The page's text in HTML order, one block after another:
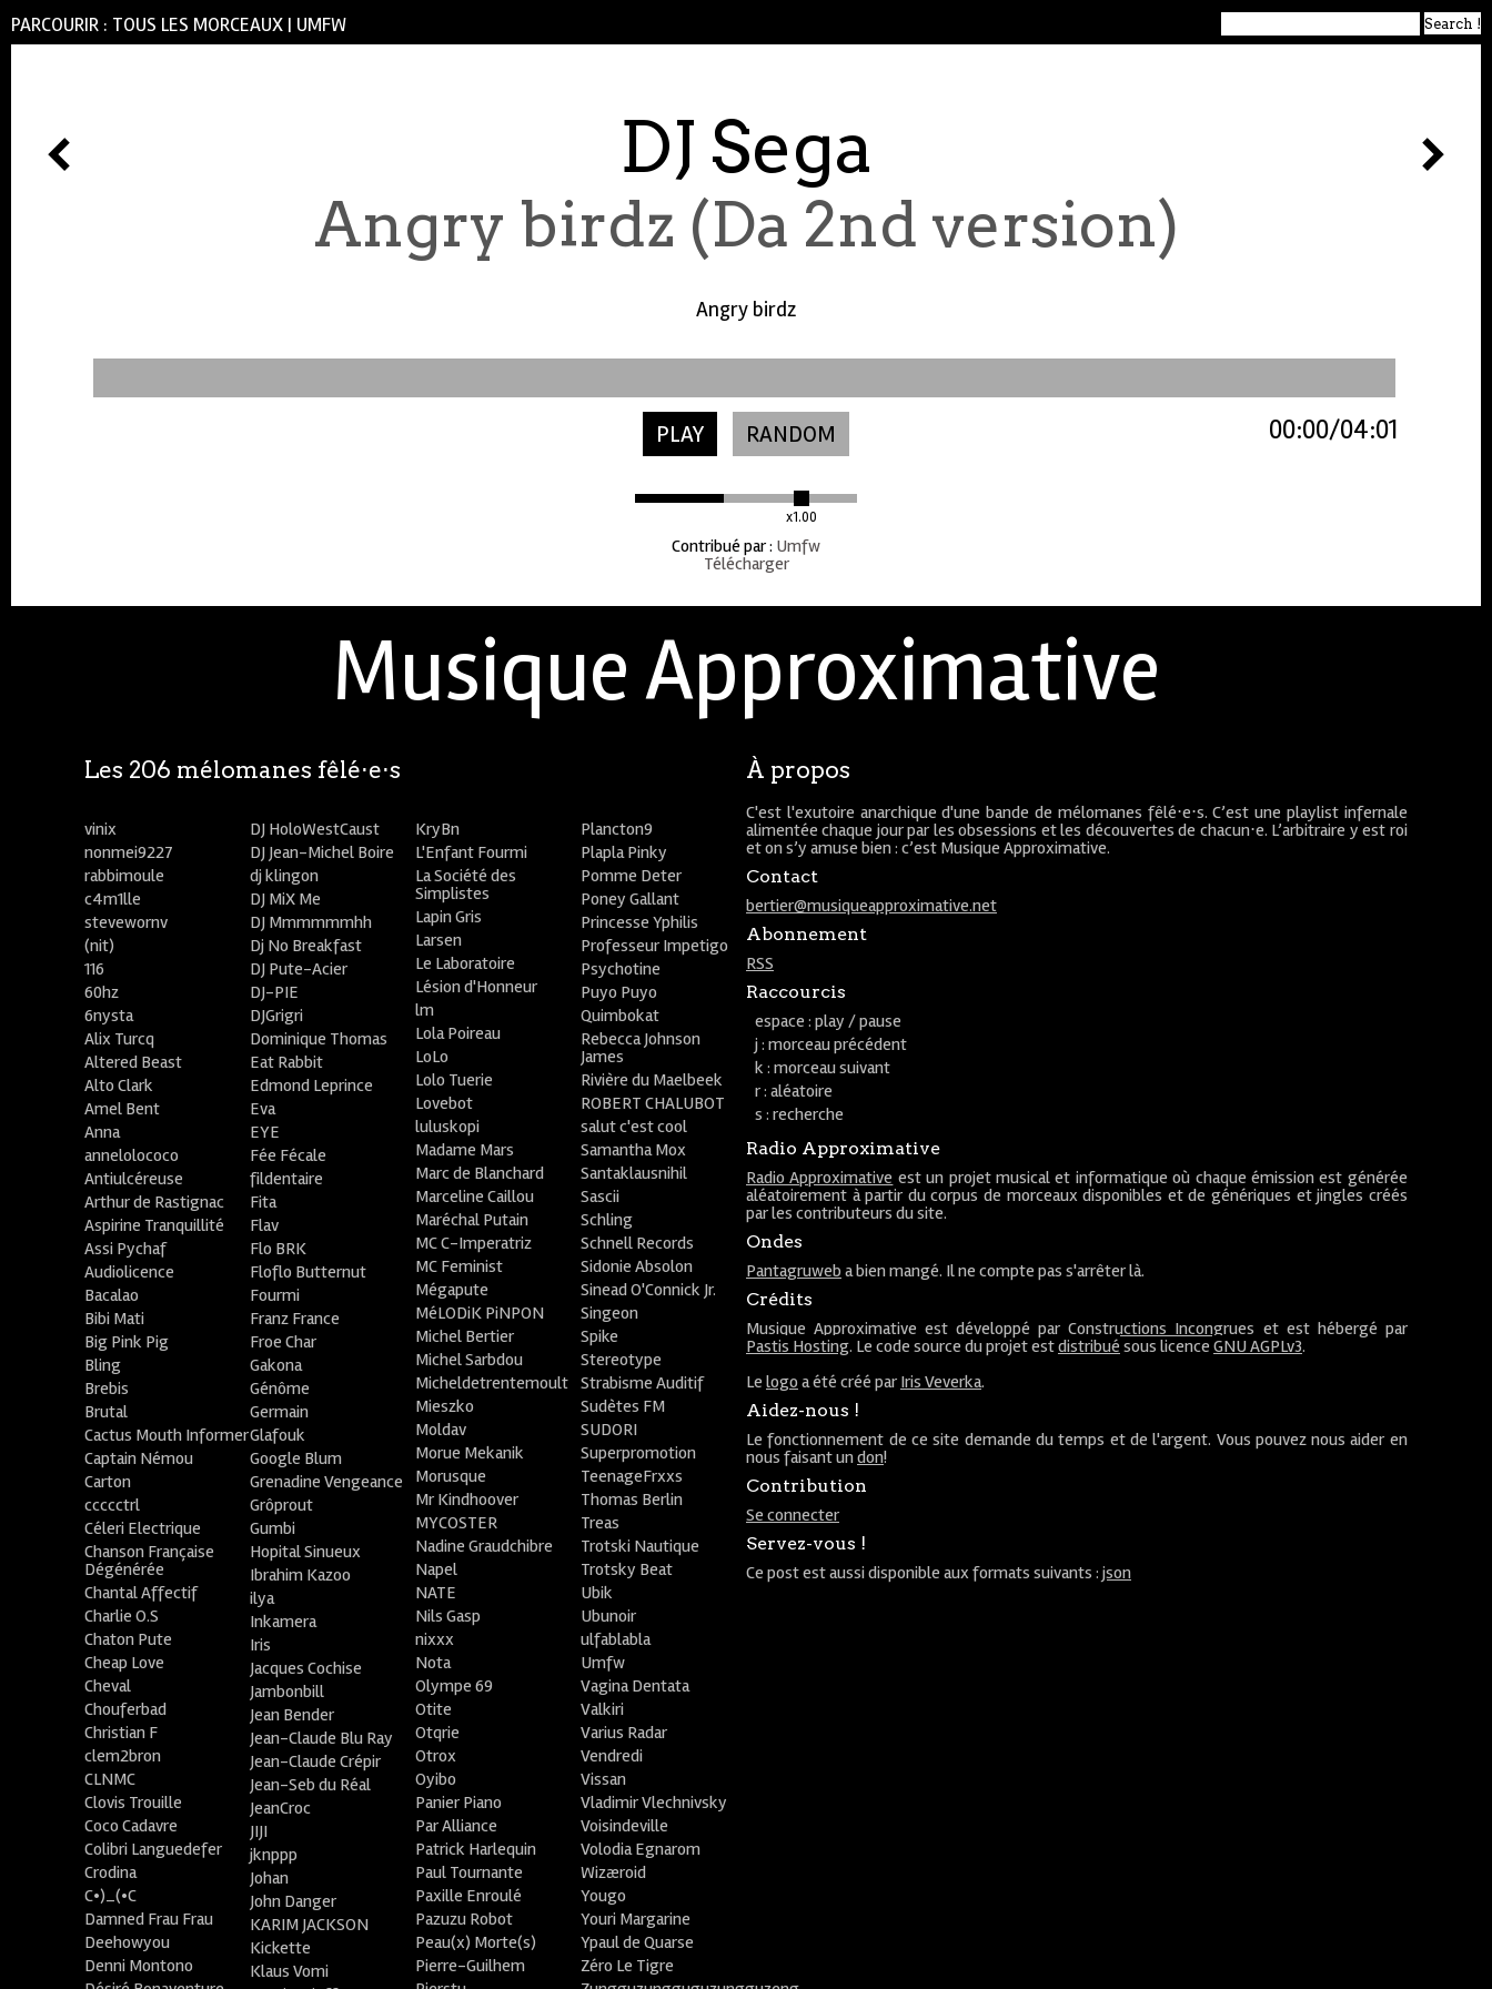
PARCOURIR : TOUS LES MORCEAUX | UMFW
DJ Sega
Angry birdz (Da 2nd version)
Angry birdz
PLAY RANDOM
x1.00
04:01
00:00
Contribué par: Umfw
Télécharger
Musique Approximative
À propos
C'est l'exutoire anarchique d'une bande de mélomanes fêlé⋅e⋅s. C’est une playlist infernale
alimentée chaque jour par les obsessions et les découvertes de chacun⋅e. L’arbitraire y est roi
et on s’y amuse bien : c’est Musique Approximative.
Contact
bertier@musiqueapproximative.net
Abonnement
RSS
Raccourcis
espace : play / pause
j : morceau précédent
k : morceau suivant
r : aléatoire
s : recherche
Radio Approximative
Radio Approximative est un projet musical et informatique où chaque émission est générée
aléatoirement à partir du corpus de morceaux disponibles et de génériques et jingles créés
par les contributeurs du site.
Ondes
Pantagruweb a bien mangé. Il ne compte pas s'arrêter là.
Crédits
Musique Approximative est développé parConstructions Incongrues et est hébergé par
Pastis Hosting. Le code source du projet estdistribué sous licence GNU AGPLv3.
Le logo a été créé par Iris Veverka.
Aidez-nous !
Le fonctionnement de ce site demande du temps et de l'argent. Vous pouvez nous aider en
nous faisant undon!
Contribution
Se connecter
Servez-vous !
Ce post est aussi disponible aux formats suivants : json
Les 206 mélomanes fêlé⋅e⋅s
vinix
nonmei9227
rabbimoule
c4m1lle
stevewornv
(nit)
116
60hz
6nysta
Alix Turcq
Altered Beast
Alto Clark
Amel Bent
Anna
annelolococo
Antiulcéreuse
Arthur de Rastignac
Aspirine Tranquillité
Assi Pychaf
Audiolicence
Bacalao
Bibi Mati
Big Pink Pig
Bling
Brebis
Brutal
Cactus Mouth Informer
Captain Némou
Carton
ccccctrl
Céleri Electrique
Chanson Française
Dégénérée
Chantal Affectif
Charlie O.S
Chaton Pute
Cheap Love
Cheval
Chouferbad
Christian F
clem2bron
CLNMC
Clovis Trouille
Coco Cadavre
Colibri Languedefer
Crodina
C•)_(•C
Damned Frau Frau
Deehowyou
Denni Montono
DJ HoloWestCaust
DJ Jean-Michel Boire
dj klingon
DJ MiX Me
DJ Mmmmmmhh
Dj No Breakfast
DJ Pute-Acier
DJ-PIE
DJGrigri
Dominique Thomas
Eat Rabbit
Edmond Leprince
Eva
EYE
Fée Fécale
fildentaire
Fita
Flav
Flo BRK
Floflo Butternut
Fourmi
Franz France
Froe Char
Gakona
Génôme
Germain
Glafouk
Google Blum
Grenadine Vengeance
Grôprout
Gumbi
Hopital Sinueux
Ibrahim Kazoo
ilya
Inkamera
Iris
Jacques Cochise
Jambonbill
Jean Bender
Jean-Claude Blu Ray
Jean-Claude Crépir
Jean-Seb du Réal
JeanCroc
JIJI
jknppp
Johan
John Danger
KARIM JACKSON
Kickette
Klaus Vomi
KryBn
L'Enfant Fourmi
La Société des
Simplistes
Lapin Gris
Larsen
Le Laboratoire
Lésion d'Honneur
lm
Lola Poireau
LoLo
Lolo Tuerie
Lovebot
luluskopi
Madame Mars
Marc de Blanchard
Marceline Caillou
Maréchal Putain
MC C-Imperatriz
MC Feminist
Mégapute
MéLODiK PiNPON
Michel Bertier
Michel Sarbdou
Micheldetrentemoult
Mieszko
Moldav
Morue Mekanik
Morusque
Mr Kindhoover
MYCOSTER
Nadine Graudchibre
Napel
NATE
Nils Gasp
nixxx
Nota
Olympe 69
Otite
Otqrie
Otrox
Oyibo
Panier Piano
Par Alliance
Patrick Harlequin
Paul Tournante
Paxille Enroulé
Pazuzu Robot
Peau(x) Morte(s)
Pierre-Guilhem
Plancton9
Plapla Pinky
Pomme Deter
Poney Gallant
Princesse Yphilis
Professeur Impetigo
Psychotine
Puyo Puyo
Quimbokat
Rebecca Johnson
James
Rivière du Maelbeek
ROBERT CHALUBOT
salut c'est cool
Samantha Mox
Santaklausnihil
Sascii
Schling
Schnell Records
Sidonie Absolon
Sinead O'Connick Jr.
Singeon
Spike
Stereotype
Strabisme Auditif
Sudètes FM
SUDORI
Superpromotion
TeenageFrxxs
Thomas Berlin
Treas
Trotski Nautique
Trotsky Beat
Ubik
Ubunoir
ulfablabla
Umfw
Vagina Dentata
Valkiri
Varius Radar
Vendredi
Vissan
Vladimir Vlechnivsky
Voisindeville
Volodia Egnarom
Wizæroid
Yougo
Youri Margarine
Ypaul de Quarse
Zéro Le Tigre